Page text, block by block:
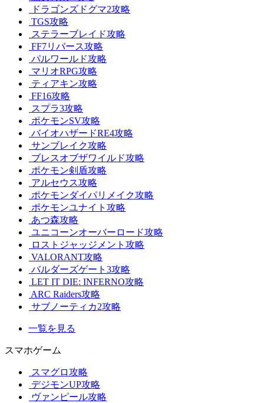
ドラゴンズドグマ2攻略
TGS攻略
ステラーブレイド攻略
FF7リバース攻略
パルワールド攻略
マリオRPG攻略
ティアキン攻略
FF16攻略
スプラ3攻略
ポケモンSV攻略
バイオハザードRE4攻略
サンブレイク攻略
ブレスオブザワイルド攻略
ポケモン剣盾攻略
アルセウス攻略
ポケモンダイパリメイク攻略
ポケモンユナイト攻略
あつ森攻略
ユニコーンオーバーロード攻略
ロストジャッジメント攻略
VALORANT攻略
バルダーズゲート3攻略
LET IT DIE: INFERNO攻略
ARC Raiders攻略
サブノーティカ2攻略
一覧を見る
スマホゲーム
スマグロ攻略
デジモンUP攻略
ヴァンピール攻略